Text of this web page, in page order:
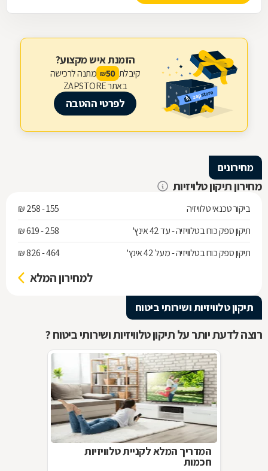
הזמנת איש מקצוע?
קיבלת 50
₪ מתנה לרכישה
באתר ZAPSTORE
לפרטי ההטבה
מחירונים
מחירון תיקון טלויזיות
ביקור טכנאי טלוויזיה
155 - 258 ₪
תיקון ספק כוח בטלוויזיה - עד 42 אינץ'
258 - 619 ₪
תיקון ספק כוח בטלוויזיה - מעל 42 אינץ'
464 - 826 ₪
למחירון המלא
תיקון טלוויזיות ושירותי ביטוח
רוצה לדעת יותר על תיקון טלוויזיות ושירותי ביטוח ?
המדריך המלא לקניית טלוויזיות
חכמות